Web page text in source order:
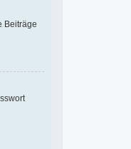
Beiträge